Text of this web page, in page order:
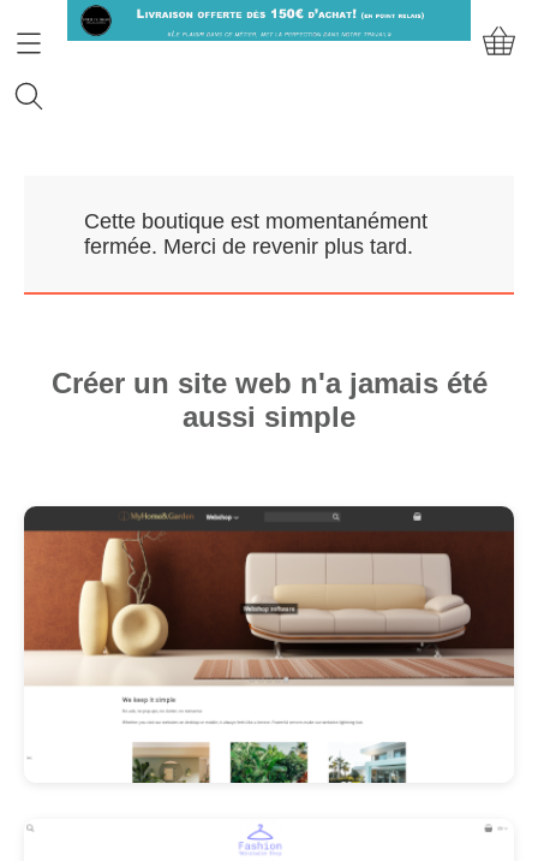
Prendre RDV
Nos Marques
Contact
E-Boutique
Les Promos!
Polishangel Belgium
Cette boutique est momentanément
fermée. Merci de revenir plus tard.
Créer un site web n'a jamais été
aussi simple